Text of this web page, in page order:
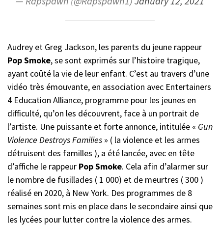
Audrey et Greg Jackson, les parents du jeune rappeur
Pop Smoke, se sont exprimés sur l’histoire tragique,
ayant coûté la vie de leur enfant. C’est au travers d’une
vidéo très émouvante, en association avec Entertainers
4 Education Alliance, programme pour les jeunes en
difficulté, qu’on les découvrent, face à un portrait de
l’artiste. Une puissante et forte annonce, intitulée « Gun
Violence Destroys Families » ( la violence et les armes
détruisent des familles ), a été lancée, avec en tête
d’affiche le rappeur Pop Smoke. Cela afin d’alarmer sur
le nombre de fusillades ( 1 000) et de meurtres ( 300 )
réalisé en 2020, à New York. Des programmes de 8
semaines sont mis en place dans le secondaire ainsi que
les lycées pour lutter contre la violence des armes.